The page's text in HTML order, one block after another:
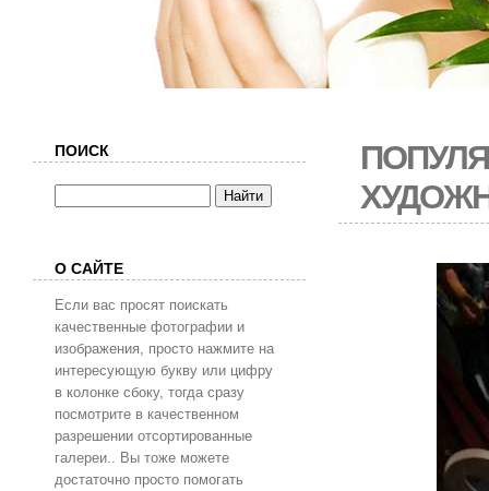
ПОИСК
О САЙТЕ
Если вас просят поискать
качественные фотографии и
изображения, просто нажмите на
интересующую букву или цифру
в колонке сбоку, тогда сразу
посмотрите в качественном
разрешении отсортированные
галереи.. Вы тоже можете
достаточно просто помогать